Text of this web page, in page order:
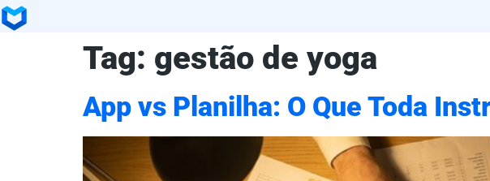
Tag: gestão de yoga
App vs Planilha: O Que Toda